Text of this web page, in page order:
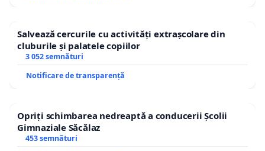
Salvează cercurile cu activități extrașcolare din
cluburile și palatele copiilor
3 052 semnături
Notificare de transparență
Opriți schimbarea nedreaptă a conducerii Școlii
Gimnaziale Săcălaz
453 semnături